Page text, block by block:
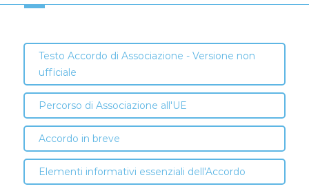
Testo Accordo di Associazione - Versione non
ufficiale
Percorso di Associazione all'UE
Accordo in breve
Elementi informativi essenziali dell'Accordo